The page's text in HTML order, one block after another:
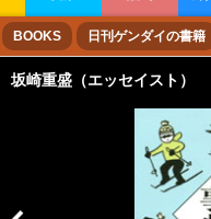
ボートレース 競輪 オート
BOOKS 日刊ゲンダイの書籍
坂崎重盛（エッセイスト）